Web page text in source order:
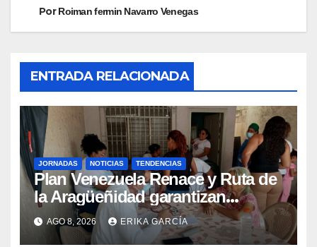
PorRoiman fermin Navarro Venegas
ENTRADA RELACIONADA
JORNADAS NOTICIAS TENDENCIAS
Plan Venezuela Renace y Ruta de
la Aragüeñidad garantizan
atención médica integral en
Aragua
AGO 8, 2026 ERIKA GARCÍA